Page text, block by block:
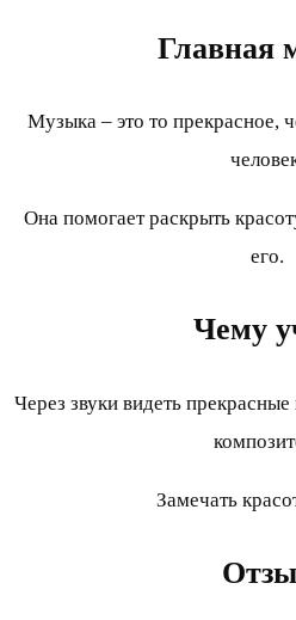
Главная
Музыка – это то прекрасное,
Она помогает раскрыть
его.
Чему
Через звуки видеть
Замечать